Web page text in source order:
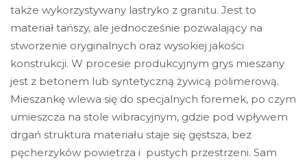
także wykorzystywany lastryko z granitu. Jest to
materiał tańszy, ale jednocześnie pozwalający na
stworzenie oryginalnych oraz wysokiej jakości
konstrukcji. W procesie produkcyjnym grys mieszany
jest z betonem lub syntetyczną żywicą polimerową.
Mieszankę wlewa się do specjalnych foremek, po czym
umieszcza na stole wibracyjnym, gdzie pod wpływem
drgań struktura materiału staje się gęstsza, bez
pęcherzyków powietrza i pustych przestrzeni. Sam